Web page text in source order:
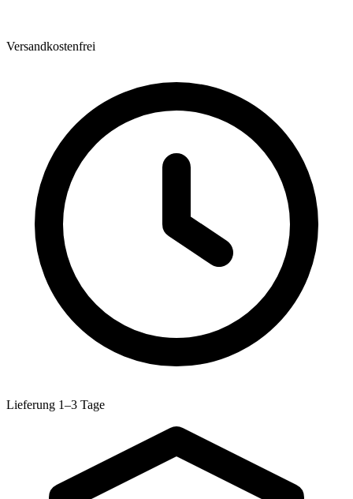
Versandkostenfrei
Lieferung 1–3 Tage